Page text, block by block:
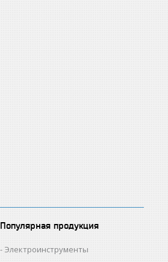
Популярная продукция
Электроинструменты